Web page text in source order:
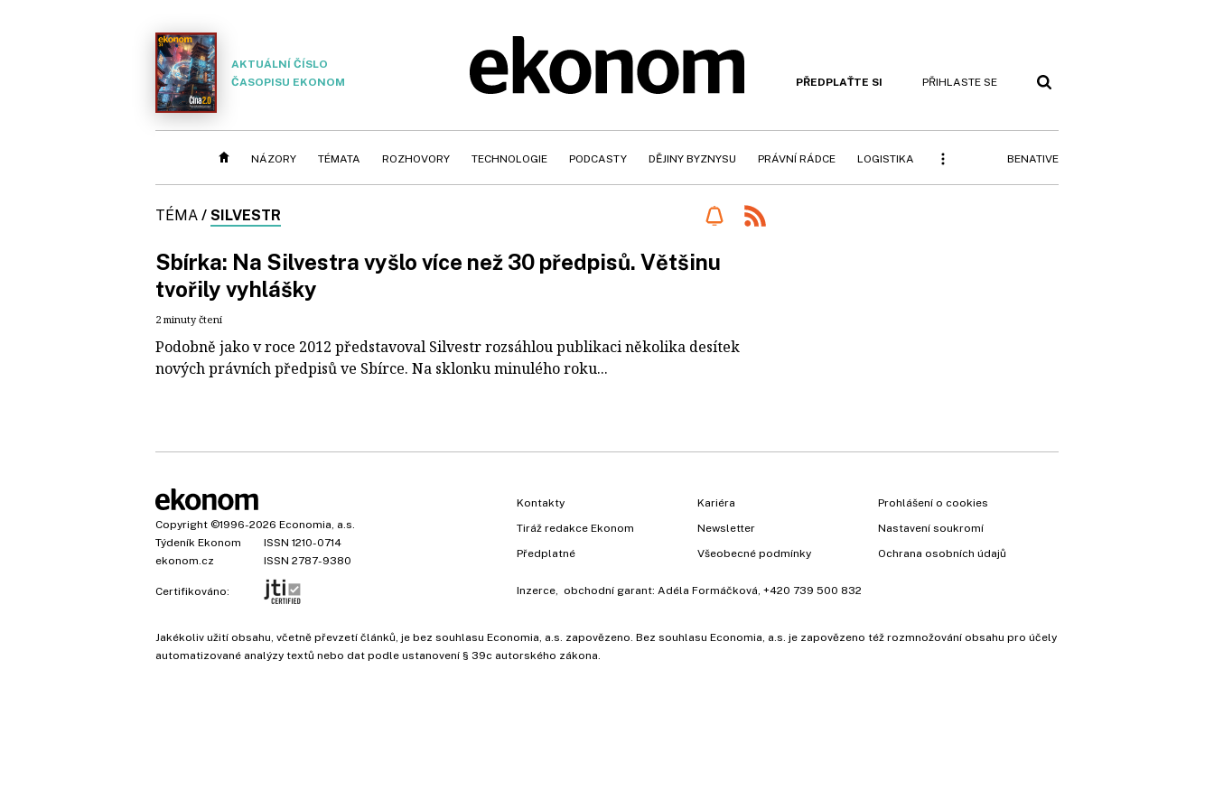
AKTUÁLNÍ ČÍSLO
ČASOPISU EKONOM
PŘEDPLAŤTE SI PŘIHLASTE SE
NÁZORY TÉMATA ROZHOVORY TECHNOLOGIE PODCASTY DĚJINY BYZNYSU PRÁVNÍ RÁDCE LOGISTIKA BENATIVE
TÉMA / SILVESTR
Sbírka: Na Silvestra vyšlo více než 30 předpisů. Většinu
tvořily vyhlášky
2 minuty čtení
Podobně jako v roce 2012 představoval Silvestr rozsáhlou publikaci několika desítek
nových právních předpisů ve Sbírce. Na sklonku minulého roku...
Copyright ©1996-2026 Economia, a.s.
Týdeník Ekonom
ISSN 1210-0714
ekonom.cz
ISSN 2787-9380
Certifikováno:
Kontakty
Tiráž redakce Ekonom
Předplatné
Kariéra
Newsletter
Všeobecné podmínky
Prohlášení o cookies
Nastavení soukromí
Ochrana osobních údajů
Inzerce , obchodní garant: Adéla Formáčková +420 739 500 832
Jakékoliv užití obsahu, včetně převzetí článků, je bez souhlasu Economia, a.s. zapovězeno. Bez souhlasu Economia, a.s. je zapovězeno též rozmnožování obsahu pro účely
automatizované analýzy textů nebo dat podle ustanovení § 39c autorského zákona.